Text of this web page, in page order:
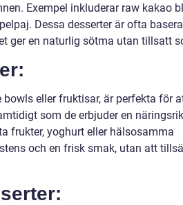
Exempel inkluderar raw kakao
Dessa desserter är ofta
ger en naturlig sötma utan tillsatt
eller fruktisar, är perfekta för
som de erbjuder en näringsrik
frukter, yoghurt eller hälsosamma
och en frisk smak, utan att